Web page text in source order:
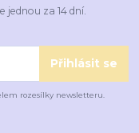
jednou za 14 dní.
Přihlásit se
rozesílky newsletteru.